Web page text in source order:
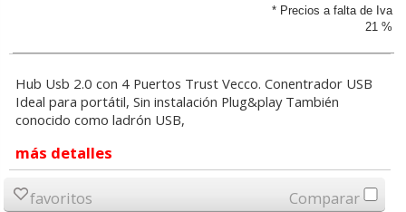
* Precios a falta de Iva
21 %
Hub Usb 2.0 con 4 Puertos Trust Vecco. Conentrador USB
Ideal para portátil, Sin instalación Plug&play También
conocido como ladrón USB,
más detalles
favoritos Comparar